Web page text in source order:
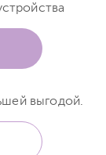
выгодой.